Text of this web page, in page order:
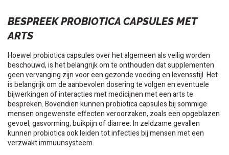
BESPREEK PROBIOTICA CAPSULES MET
ARTS
Hoewel probiotica capsules over het algemeen als veilig worden
beschouwd, is het belangrijk om te onthouden dat supplementen
geen vervanging zijn voor een gezonde voeding en levensstijl. Het
is belangrijk om de aanbevolen dosering te volgen en eventuele
bijwerkingen of interacties met medicijnen met een arts te
bespreken. Bovendien kunnen probiotica capsules bij sommige
mensen ongewenste effecten veroorzaken, zoals een opgeblazen
gevoel, gasvorming, buikpijn of diarree. In zeldzame gevallen
kunnen probiotica ook leiden tot infecties bij mensen met een
verzwakt immuunsysteem.